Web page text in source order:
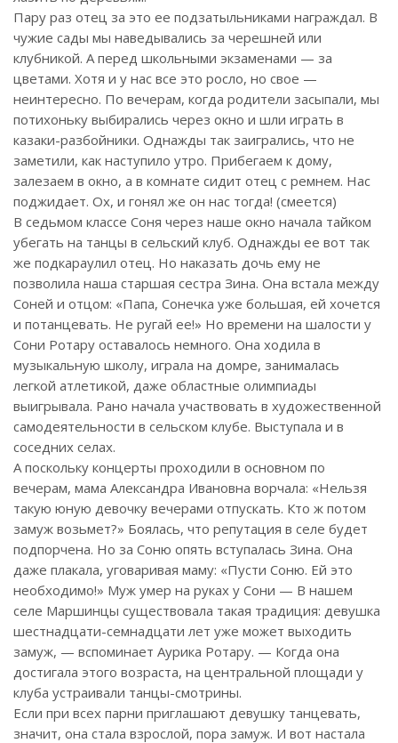
Пару раз отец за это ее подзатыльниками награждал. В
чужие сады мы наведывались за черешней или
клубникой. А перед школьными экзаменами — за
цветами. Хотя и у нас все это росло, но свое —
неинтересно. По вечерам, когда родители засыпали, мы
потихоньку выбирались через окно и шли играть в
казаки-разбойники. Однажды так заигрались, что не
заметили, как наступило утро. Прибегаем к дому,
залезаем в окно, а в комнате сидит отец с ремнем. Нас
поджидает. Ох, и гонял же он нас тогда! (смеется)
В седьмом классе Соня через наше окно начала тайком
убегать на танцы в сельский клуб. Однажды ее вот так
же подкараулил отец. Но наказать дочь ему не
позволила наша старшая сестра Зина. Она встала между
Соней и отцом: «Папа, Сонечка уже большая, ей хочется
и потанцевать. Не ругай ее!» Но времени на шалости у
Сони Ротару оставалось немного. Она ходила в
музыкальную школу, играла на домре, занималась
легкой атлетикой, даже областные олимпиады
выигрывала. Рано начала участвовать в художественной
самодеятельности в сельском клубе. Выступала и в
соседних селах.
А поскольку концерты проходили в основном по
вечерам, мама Александра Ивановна ворчала: «Нельзя
такую юную девочку вечерами отпускать. Кто ж потом
замуж возьмет?» Боялась, что репутация в селе будет
подпорчена. Но за Соню опять вступалась Зина. Она
даже плакала, уговаривая маму: «Пусти Соню. Ей это
необходимо!» Муж умер на руках у Сони — В нашем
селе Маршинцы существовала такая традиция: девушка
шестнадцати-семнадцати лет уже может выходить
замуж, — вспоминает Аурика Ротару. — Когда она
достигала этого возраста, на центральной площади у
клуба устраивали танцы-смотрины.
Если при всех парни приглашают девушку танцевать,
значит, она стала взрослой, пора замуж. И вот настала